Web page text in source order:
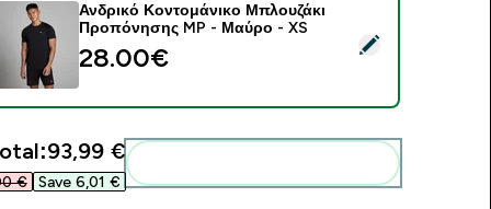
this product - Ανδρικό Κοντομάνικο Μπλουζάκι
Ανδρικό Κοντομάνικο Μπλουζάκι
Προπόνησης MP - Μαύρο - XS
28.00€‎
93,99 €‎
€‎ Save 6,01 €‎